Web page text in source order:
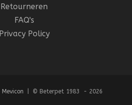
Retourneren
FAQ's
Privacy Policy
Mevicon | © Beterpet 1983 - 2026